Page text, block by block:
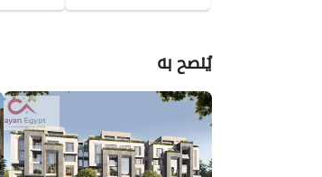
يُنصح به